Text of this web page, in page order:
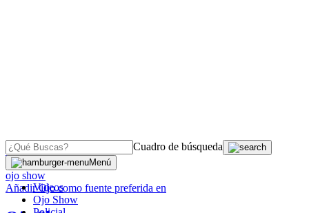
Cuadro de búsqueda
Menú
Videos
Ojo Show
OJO
ojo show
AñadirOjocomo fuente preferida en